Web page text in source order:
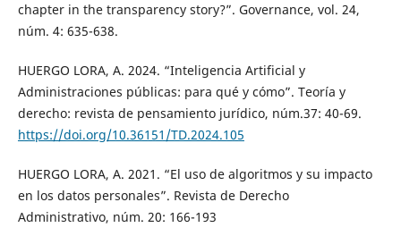
chapter in the transparency story?”. Governance, vol. 24,
núm. 4: 635-638.
HUERGO LORA, A. 2024. “Inteligencia Artificial y
Administraciones públicas: para qué y cómo”. Teoría y
derecho: revista de pensamiento jurídico, núm.37: 40-69.
https://doi.org/10.36151/TD.2024.105
HUERGO LORA, A. 2021. “El uso de algoritmos y su impacto
en los datos personales”. Revista de Derecho
Administrativo, núm. 20: 166-193